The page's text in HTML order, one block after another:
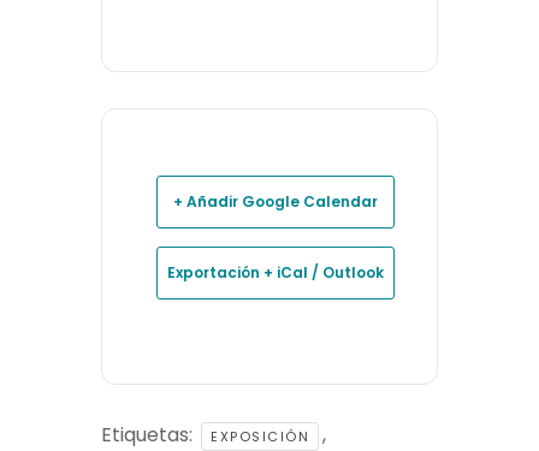
+ Añadir Google Calendar
Exportación + iCal / Outlook
Etiquetas: EXPOSICIÓN ,